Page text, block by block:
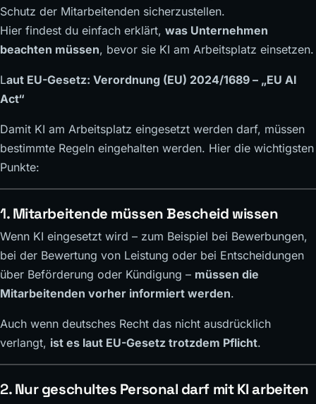
Schutz der Mitarbeitenden sicherzustellen.
Hier findest du einfach erklärt, was Unternehmen
beachten müssen, bevor sie KI am Arbeitsplatz einsetzen.
Laut EU-Gesetz: Verordnung (EU) 2024/1689 – „EU AI
Act“
Damit KI am Arbeitsplatz eingesetzt werden darf, müssen
bestimmte Regeln eingehalten werden. Hier die wichtigsten
Punkte:
1.Mitarbeitende müssen Bescheid wissen
Wenn KI eingesetzt wird – zum Beispiel bei Bewerbungen,
bei der Bewertung von Leistung oder bei Entscheidungen
über Beförderung oder Kündigung – müssen die
Mitarbeitenden vorher informiert werden.
Auch wenn deutsches Recht das nicht ausdrücklich
verlangt, ist es laut EU-Gesetz trotzdem Pflicht.
2.Nur geschultes Personal darf mit KI arbeiten